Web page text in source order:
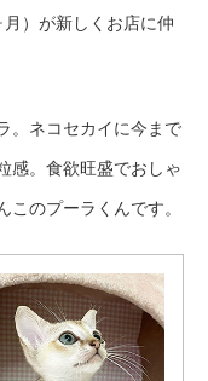
）が新しくお店に仲
。ネコセカイに今まで
感。食欲旺盛でおしゃ
のプーラくんです。